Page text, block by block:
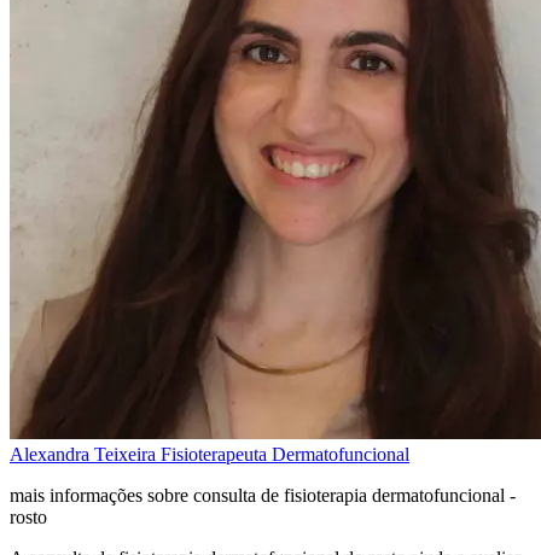
Alexandra Teixeira Fisioterapeuta Dermatofuncional
mais informações sobre consulta de fisioterapia dermatofuncional -
rosto